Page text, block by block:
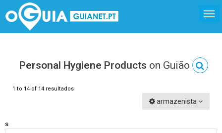
Personal Hygiene Products on Guião
1 to 14 of 14 resultados
armazenista
s